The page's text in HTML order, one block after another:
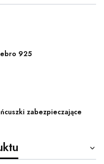
925
zabezpieczające